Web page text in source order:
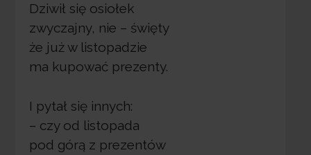
Dziwił się osiołek
zwyczajny, nie – święty
że już w listopadzie
ma kupować prezenty.
I pytał się innych:
– czy od listopada
pod górą z prezentów